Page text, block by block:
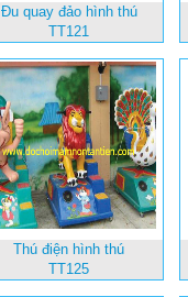
Đu quay đảo hình thú
TT121
Thú điện hình thú
TT125